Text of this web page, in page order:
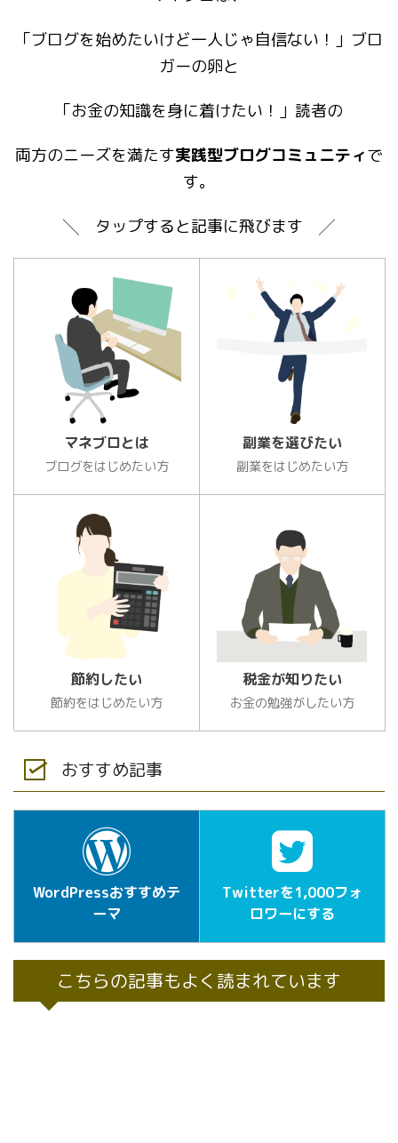
「ブログを始めたいけど一人じゃ自信ない！」ブロ
ガーの卵と
「お金の知識を身に着けたい！」読者の
両方のニーズを満たす実践型ブログコミュニティで
す。
╲ タップすると記事に飛びます ╱
マネブロとは
ブログをはじめたい方
副業を選びたい
副業をはじめたい方
節約したい
節約をはじめたい方
税金が知りたい
お金の勉強がしたい方
おすすめ記事
WordPressおすすめテ
ーマ
Twitterを1,000フォ
ロワーにする
こちらの記事もよく読まれています